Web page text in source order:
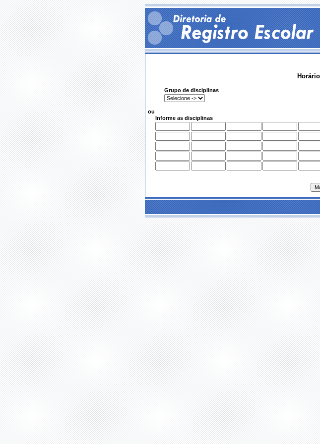
Grupo de disciplinas
ou
Informe as disciplinas